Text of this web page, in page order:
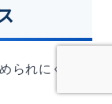
られにくいと